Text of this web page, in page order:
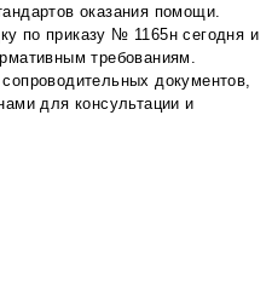
оказания помощи.
по приказу № 1165н сегодня и
требованиям.
документов,
для консультации и